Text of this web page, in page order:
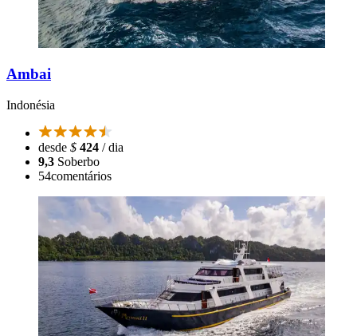
Ambai
Indonésia
desde $ 424 / dia
9,3 Soberbo
54comentários